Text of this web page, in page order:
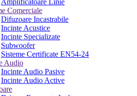
Amplificatoare Linie
Comerciale
Difuzoare Incastrabile
Incinte Acustice
Incinte Specializate
Subwoofer
Sisteme Certificate EN54-24
Audio
Incinte Audio Pasive
Incinte Audio Active